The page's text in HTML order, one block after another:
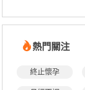
熱門關注
終止懷孕